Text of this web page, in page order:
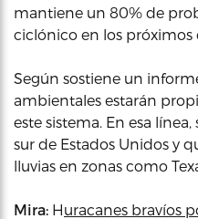
mantiene un 80% de
ciclónico en los próximos
Según sostiene un
ambientales estarán
este sistema. En esa
sur de Estados Unidos y
lluvias en zonas como
Mira: Huracanes bravíos